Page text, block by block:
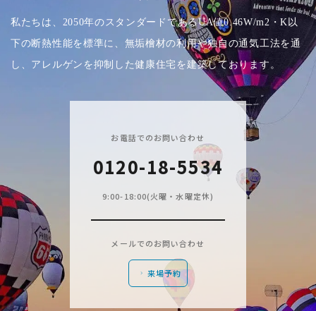
私たちは、2050年のスタンダードであるUA値0.46W/m2・K以
下の断熱性能を標準に、無垢檜材の利用や独自の通気工法を通
し、アレルゲンを抑制した健康住宅を建築しております。
お電話でのお問い合わせ
0120-18-5534
9:00-18:00(火曜・水曜定休)
メールでのお問い合わせ
来場予約